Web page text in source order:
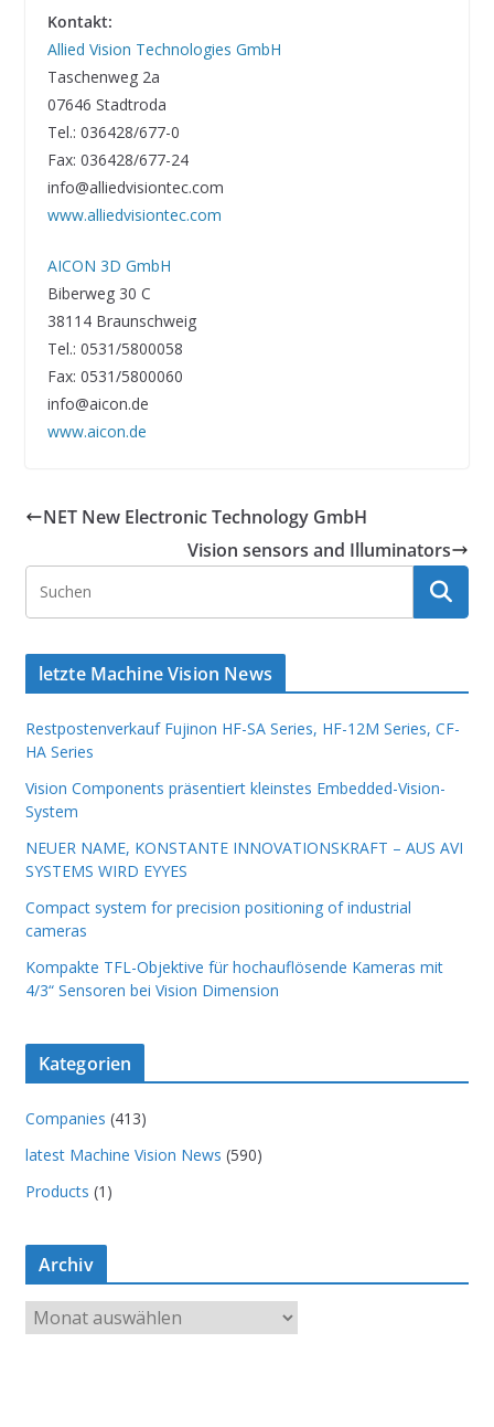
Kontakt:
Allied Vision Technologies GmbH
Taschenweg 2a
07646 Stadtroda
Tel.: 036428/677-0
Fax: 036428/677-24
info@alliedvisiontec.com
www.alliedvisiontec.com
AICON 3D GmbH
Biberweg 30 C
38114 Braunschweig
Tel.: 0531/5800058
Fax: 0531/5800060
info@aicon.de
www.aicon.de
NET New Electronic Technology GmbH
Vision sensors and Illuminators
letzte Machine Vision News
Restpostenverkauf Fujinon HF-SA Series, HF-12M Series, CF-
HA Series
Vision Components präsentiert kleinstes Embedded-Vision-
System
NEUER NAME, KONSTANTE INNOVATIONSKRAFT – AUS AVI
SYSTEMS WIRD EYYES
Compact system for precision positioning of industrial
cameras
Kompakte TFL-Objektive für hochauflösende Kameras mit
4/3“ Sensoren bei Vision Dimension
Kategorien
Companies (413)
latest Machine Vision News (590)
Products (1)
Archiv
r